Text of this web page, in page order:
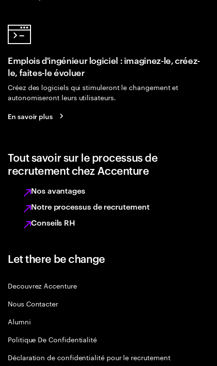
Emplois d'ingénieur logiciel : imaginez-le, créez-
le, faites-le évoluer
Créez des logiciels qui stimuleront le changement et
autonomiseront leurs utilisateurs.
En savoir plus
Tout savoir sur le processus de
recrutement chez Accenture
Nos avantages
Notre processus de recrutement
Conseils RH
Let there be change
Decouvrez Accenture
Nous Contacter
Alumni
Politique De Confidentialité
Déclaration de confidentialité pour le recrutement